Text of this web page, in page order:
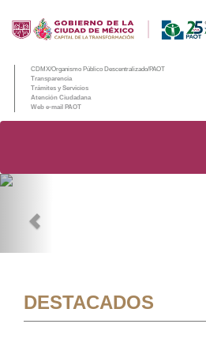
CDMX/Organismo Público Descentralizado/PAOT
Transparencia
Trámites y Servicios
Atención Ciudadana
Web e-mail PAOT
DESTACADOS